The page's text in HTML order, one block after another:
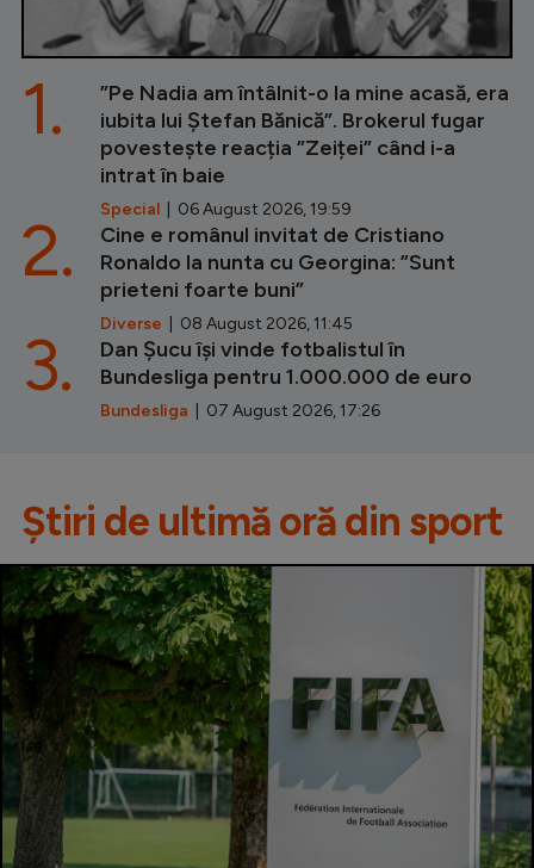
”Pe Nadia am întâlnit-o la mine acasă, era
iubita lui Ștefan Bănică”. Brokerul fugar
povestește reacția ”Zeiței” când i-a
intrat în baie
Special | 06 August 2026, 19:59
1.
Cine e românul invitat de Cristiano
Ronaldo la nunta cu Georgina: ”Sunt
prieteni foarte buni”
Diverse | 08 August 2026, 11:45
2.
Dan Șucu își vinde fotbalistul în
Bundesliga pentru 1.000.000 de euro
Bundesliga | 07 August 2026, 17:26
3.
Știri de ultimă oră din sport